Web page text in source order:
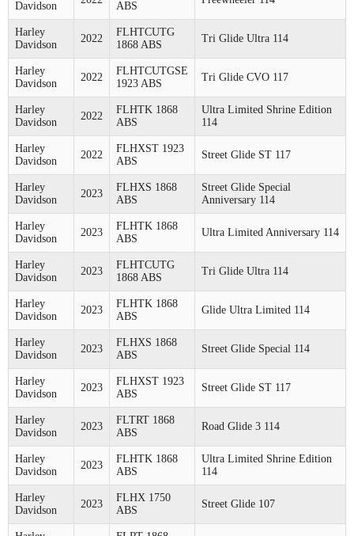
Davidson
ABS
Harley
Davidson
2022
FLHTCUTG
1868 ABS
Tri Glide Ultra 114
Harley
Davidson
2022
FLHTCUTGSE
1923 ABS
Tri Glide CVO 117
Harley
Davidson
2022
FLHTK 1868
ABS
Ultra Limited Shrine Edition
114
Harley
Davidson
2022
FLHXST 1923
ABS
Street Glide ST 117
Harley
Davidson
2023
FLHXS 1868
ABS
Street Glide Special
Anniversary 114
Harley
Davidson
2023
FLHTK 1868
ABS
Ultra Limited Anniversary 114
Harley
Davidson
2023
FLHTCUTG
1868 ABS
Tri Glide Ultra 114
Harley
Davidson
2023
FLHTK 1868
ABS
Glide Ultra Limited 114
Harley
Davidson
2023
FLHXS 1868
ABS
Street Glide Special 114
Harley
Davidson
2023
FLHXST 1923
ABS
Street Glide ST 117
Harley
Davidson
2023
FLTRT 1868
ABS
Road Glide 3 114
Harley
Davidson
2023
FLHTK 1868
ABS
Ultra Limited Shrine Edition
114
Harley
Davidson
2023
FLHX 1750
ABS
Street Glide 107